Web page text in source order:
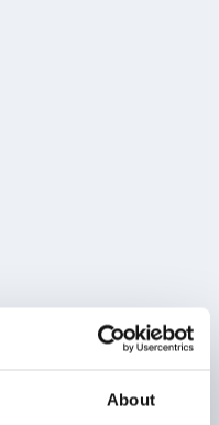
About